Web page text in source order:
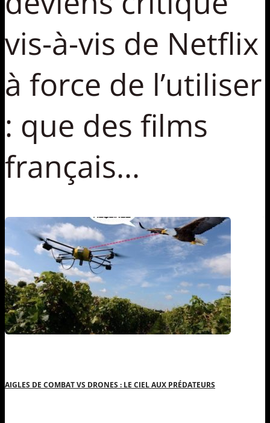
vis-à-vis de Netflix
à force de l’utiliser
: que des films
français...
AIGLES DE COMBAT VS DRONES : LE CIEL AUX PRÉDATEURS